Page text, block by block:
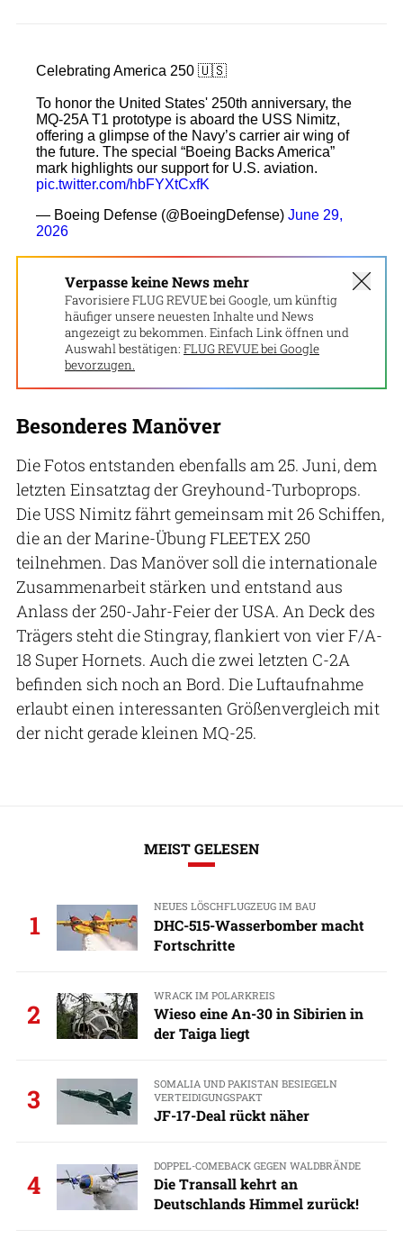
Verpasse keine News mehr
Favorisiere FLUG REVUE bei Google, um künftig
häufiger unsere neuesten Inhalte und News
angezeigt zu bekommen. Einfach Link öffnen und
Auswahl bestätigen: FLUG REVUE bei Google
bevorzugen.
Besonderes Manöver
Die Fotos entstanden ebenfalls am 25. Juni, dem
letzten Einsatztag der Greyhound-Turboprops.
Die USS Nimitz fährt gemeinsam mit 26 Schiffen,
die an der Marine-Übung FLEETEX 250
teilnehmen. Das Manöver soll die internationale
Zusammenarbeit stärken und entstand aus
Anlass der 250-Jahr-Feier der USA. An Deck des
Trägers steht die Stingray, flankiert von vier F/A-
18 Super Hornets. Auch die zwei letzten C-2A
befinden sich noch an Bord. Die Luftaufnahme
erlaubt einen interessanten Größenvergleich mit
der nicht gerade kleinen MQ-25.
MEIST GELESEN
1
NEUES LÖSCHFLUGZEUG IM BAU
DHC-515-Wasserbomber macht
Fortschritte
2
WRACK IM POLARKREIS
Wieso eine An-30 in Sibirien in
der Taiga liegt
3
SOMALIA UND PAKISTAN BESIEGELN
VERTEIDIGUNGSPAKT
JF-17-Deal rückt näher
4
DOPPEL-COMEBACK GEGEN WALDBRÄNDE
Die Transall kehrt an
Deutschlands Himmel zurück!